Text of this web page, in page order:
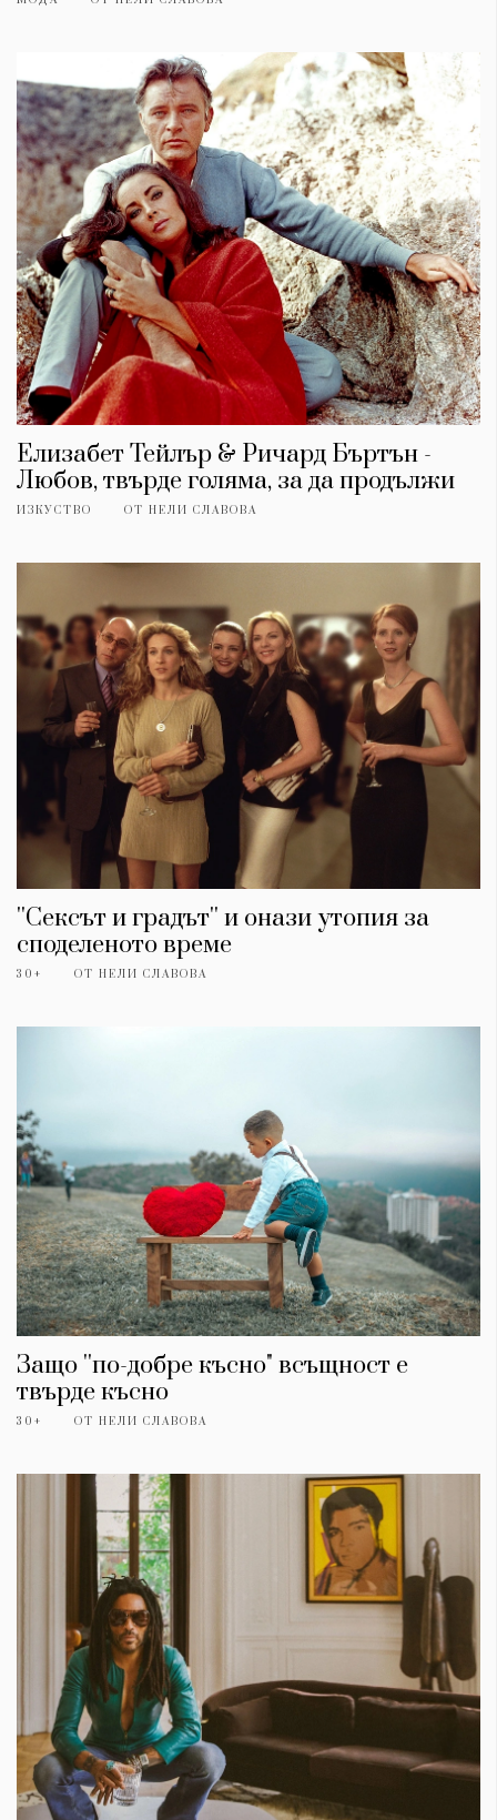
Елизабет Тейлър & Ричард Бъртън -
Любов, твърде голяма, за да продължи
ИЗКУСТВО ОТ НЕЛИ СЛАВОВА
''Сексът и градът'' и онази утопия за
споделеното време
30+ ОТ НЕЛИ СЛАВОВА
Защо ''по-добре късно" всъщност е
твърде късно
30+ ОТ НЕЛИ СЛАВОВА